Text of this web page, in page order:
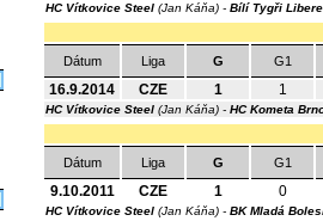
HC Vítkovice Steel (Jan Káňa) - Bílí Tygři
Dátum Liga G G1
16.9.2014 CZE 1 1
HC Vítkovice Steel (Jan Káňa) - HC Kometa
Dátum Liga G G1
9.10.2011 CZE 1 0
HC Vítkovice Steel (Jan Káňa) - BK Mladá